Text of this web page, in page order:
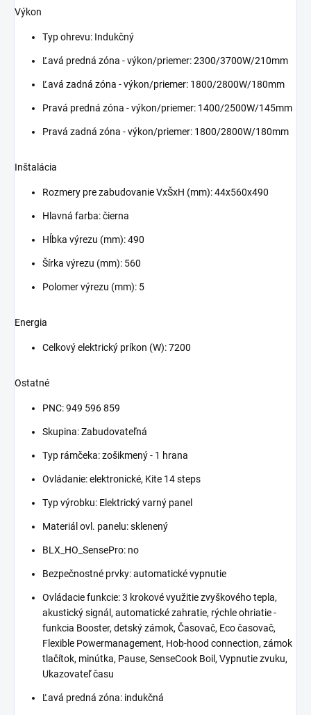
Výkon
Typ ohrevu: Indukčný
Ľavá predná zóna - výkon/priemer:2300/3700W/210mm
Ľavá zadná zóna - výkon/priemer: 1800/2800W/180mm
Pravá predná zóna - výkon/priemer: 1400/2500W/145mm
Pravá zadná zóna - výkon/priemer: 1800/2800W/180mm
Inštalácia
Rozmery pre zabudovanie VxŠxH (mm):44x560x490
Hlavná farba:čierna
Hĺbka výrezu (mm):490
Šírka výrezu (mm): 560
Polomer výrezu (mm): 5
Energia
Celkový elektrický príkon (W):7200
Ostatné
PNC:949 596 859
Skupina:Zabudovateľná
Typ rámčeka:zošikmený - 1 hrana
Ovládanie:elektronické, Kite 14 steps
Typ výrobku: Elektrický varný panel
Materiál ovl. panelu:sklenený
BLX_HO_SensePro: no
Bezpečnostné prvky:automatické vypnutie
Ovládacie funkcie:3 krokové využitie zvyškového tepla,
akustický signál, automatické zahratie, rýchle ohriatie -
funkcia Booster, detský zámok, Časovač, Eco časovač,
Flexible Powermanagement, Hob-hood connection, zámok
tlačítok, minútka, Pause, SenseCook Boil, Vypnutie zvuku,
Ukazovateľ času
Ľavá predná zóna: indukčná